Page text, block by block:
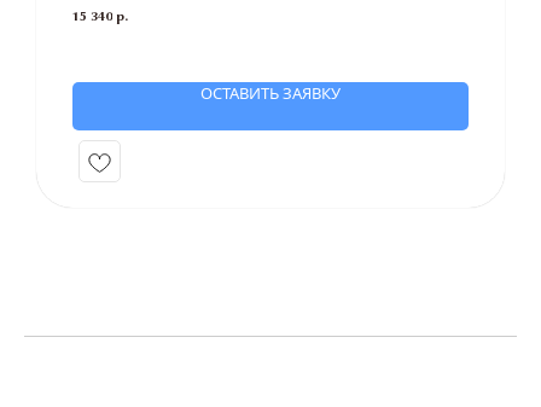
15 340 р.
ОСТАВИТЬ ЗАЯВКУ